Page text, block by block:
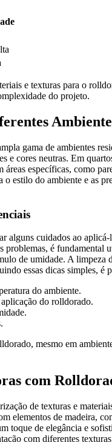
e texturas para o
do projeto.
gama de ambientes
e cores neutras. Em
específicas, como
estilo do ambiente e as
cuidados ao
problemas, é
de umidade. A
essas dicas simples,
do ambiente.
do rolldorado.
mesmo em
com
de texturas e
elementos de madeira,
toque de elegância e
com diferentes